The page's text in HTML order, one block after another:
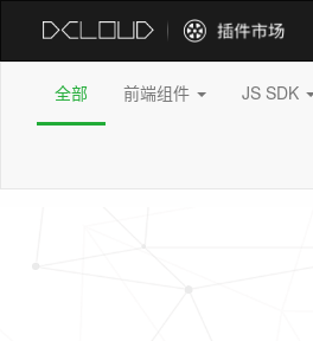
全部 前端组件 JS SDK